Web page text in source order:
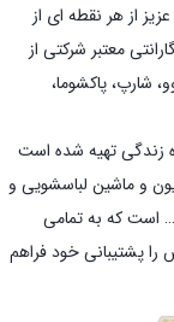
از هر نقطه ای از
معتبر شرکتی از
شارپ، پاکشوما،
زندگی تهیه شده است
و ماشین لباسشویی و
است که به تمامی
پشتیبانی خود فراهم